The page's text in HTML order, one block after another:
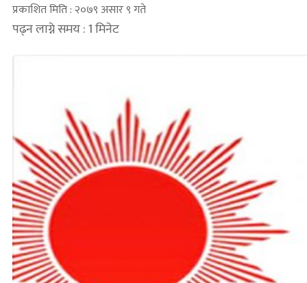
प्रकाशित मिति : २०७९ असार ९ गते
पढ्न लाग्ने समय : 1 मिनेट